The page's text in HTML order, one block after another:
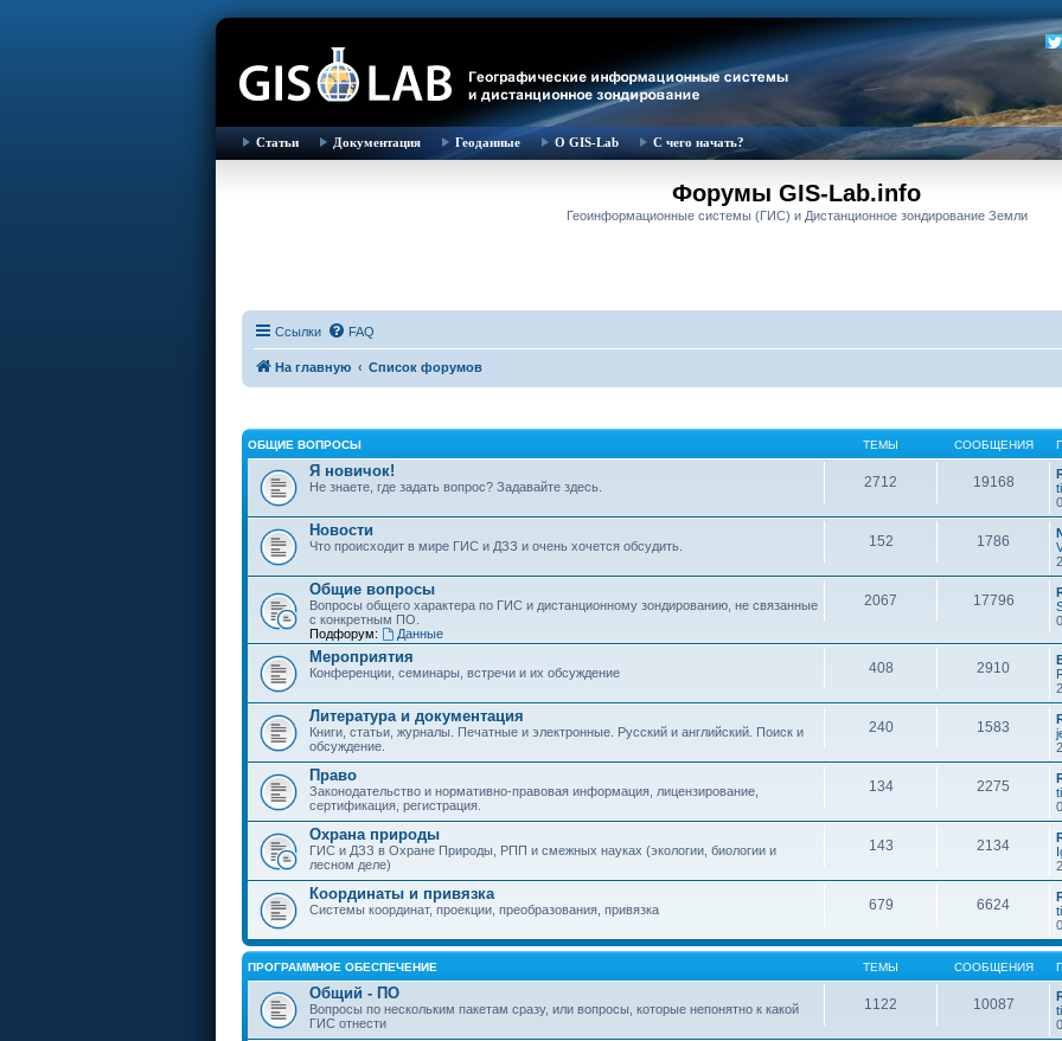
Статьи Документация Геоданные О GIS-Lab С чего начать?
Форумы GIS-Lab.info
Геоинформационные системы (ГИС) и Дистанционное зондирование Земли
Ссылки FAQ
На главную Список форумов
ОБЩИЕ ВОПРОСЫ ТЕМЫ СООБЩЕНИЯ
Я новичок!
Не знаете, где задать вопрос? Задавайте здесь. 2712 19168
Новости
Что происходит в мире ГИС и ДЗЗ и очень хочется обсудить. 152 1786
Общие вопросы
Вопросы общего характера по ГИС и дистанционному зондированию, не связанные
с конкретным ПО.
Подфорум:
Данные
2067 17796
Мероприятия
Конференции, семинары, встречи и их обсуждение 408 2910
Литература и документация
Книги, статьи, журналы. Печатные и электронные. Русский и английский. Поиск и
обсуждение.
240 1583
Право
Законодательство и нормативно-правовая информация, лицензирование,
сертификация, регистрация.
134 2275
Охрана природы
ГИС и ДЗЗ в Охране Природы, РПП и смежных науках (экологии, биологии и
лесном деле)
143 2134
Координаты и привязка
Системы координат, проекции, преобразования, привязка 679 6624
ПРОГРАММНОЕ ОБЕСПЕЧЕНИЕ ТЕМЫ СООБЩЕНИЯ
Общий - ПО
Вопросы по нескольким пакетам сразу, или вопросы, которые непонятно к какой
ГИС отнести
1122 10087